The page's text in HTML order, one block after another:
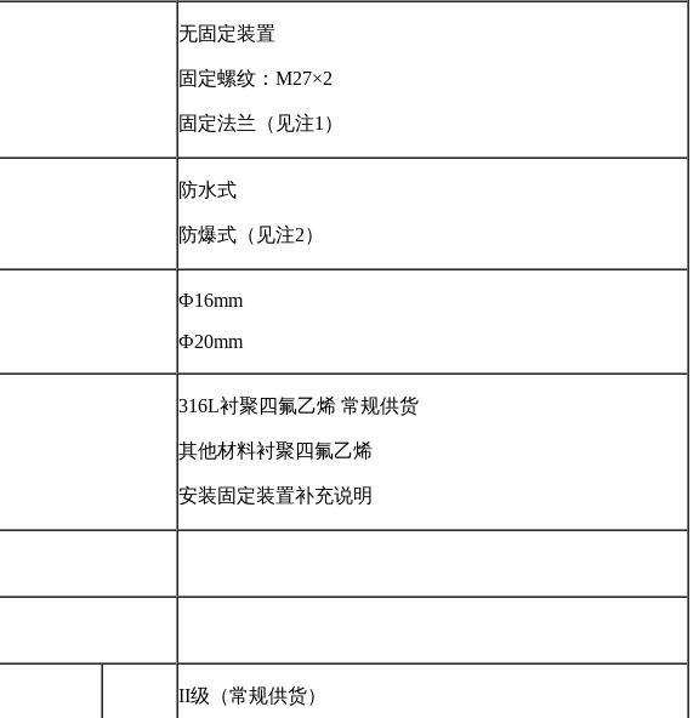
无固定装置
固定螺纹：M27×2
固定法兰（见注1）
防水式
防爆式（见注2）
Ф16mm
Ф20mm
316L衬聚四氟乙烯 常规供货
其他材料衬聚四氟乙烯
安装固定装置补充说明
II级（常规供货）